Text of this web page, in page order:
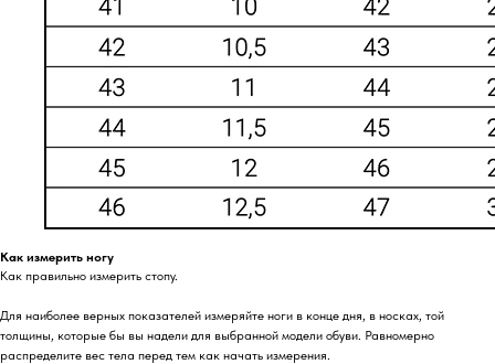
Как измерить ногу
Как правильно измерить стопу.
Для наиболее верных показателей измеряйте ноги в конце дня, в носках, той
толщины, которые бы вы надели для выбранной модели обуви. Равномерно
распределите вес тела перед тем как начать измерения.